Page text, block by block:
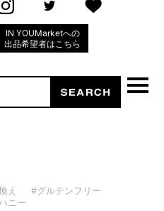
IN YOUMarketへの
出品希望者はこちら
え
#グルテンフリー
ニー